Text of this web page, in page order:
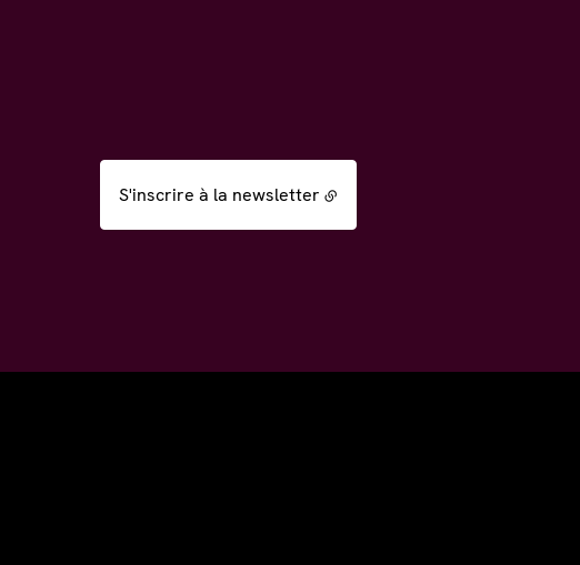
S'inscrire à la newsletter